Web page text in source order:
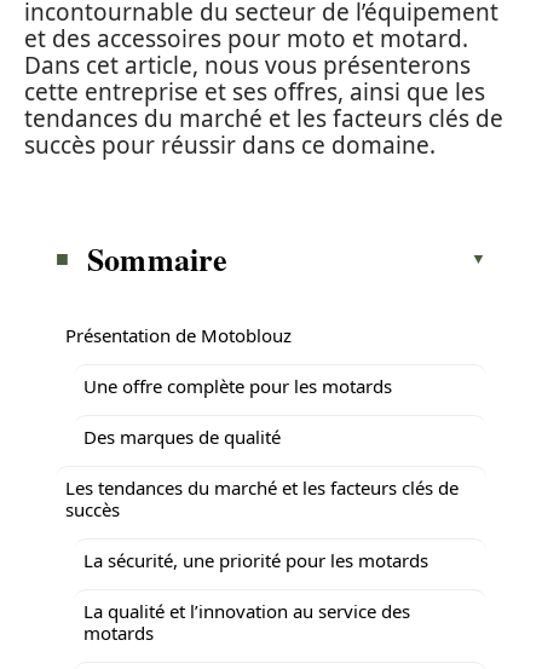
incontournable du secteur de l’équipement
et des accessoires pour moto et motard.
Dans cet article, nous vous présenterons
cette entreprise et ses offres, ainsi que les
tendances du marché et les facteurs clés de
succès pour réussir dans ce domaine.
Sommaire
Présentation de Motoblouz
Une offre complète pour les motards
Des marques de qualité
Les tendances du marché et les facteurs clés de
succès
La sécurité, une priorité pour les motards
La qualité et l’innovation au service des
motards